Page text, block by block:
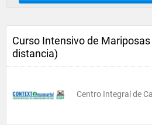
Curso Intensivo de Mariposas
distancia)
Centro Integral de